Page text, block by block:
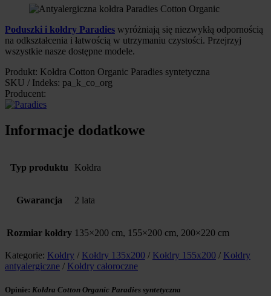
Poduszki i kołdry Paradies wyróżniają się niezwykłą odpornością
na odkształcenia i łatwością w utrzymaniu czystości. Przejrzyj
wszystkie nasze dostępne modele.
Produkt: Kołdra Cotton Organic Paradies syntetyczna
SKU / Indeks: pa_k_co_org
Producent:
Informacje dodatkowe
Typ produktu Kołdra
Gwarancja 2 lata
Rozmiar kołdry 135×200 cm, 155×200 cm, 200×220 cm
Kategorie: Kołdry / Kołdry 135x200 / Kołdry 155x200 / Kołdry
antyalergiczne / Kołdry całoroczne
Opinie: Kołdra Cotton Organic Paradies syntetyczna